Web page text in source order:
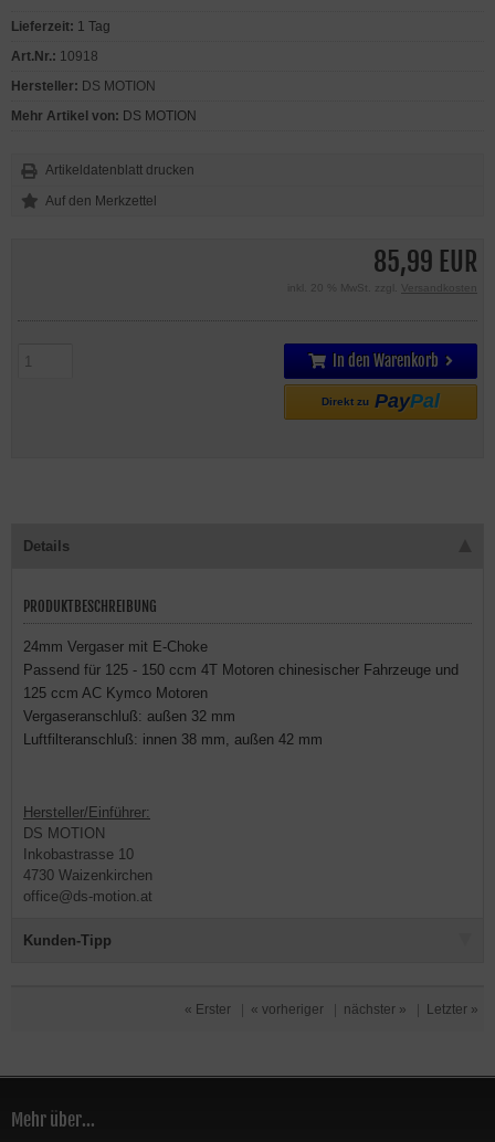
85,99 EUR
inkl. 20 % MwSt. zzgl. Versandkosten
In den Warenkorb
Direkt zu PayPal
Lieferzeit: 1 Tag
Art.Nr.: 10918
Hersteller: DS MOTION
Mehr Artikel von: DS MOTION
Artikeldatenblatt drucken
Details
PRODUKTBESCHREIBUNG
24mm Vergaser mit E-Choke
Passend für 125 - 150 ccm 4T Motoren chinesischer Fahrzeuge und
125 ccm AC Kymco Motoren
Vergaseranschluß: außen 32 mm
Luftfilteranschluß: innen 38 mm, außen 42 mm
Hersteller/Einführer:
DS MOTION
Inkobastrasse 10
4730 Waizenkirchen
office@ds-motion.at
Kunden-Tipp
« Erster « vorheriger nächster » Letzter »
Mehr über...